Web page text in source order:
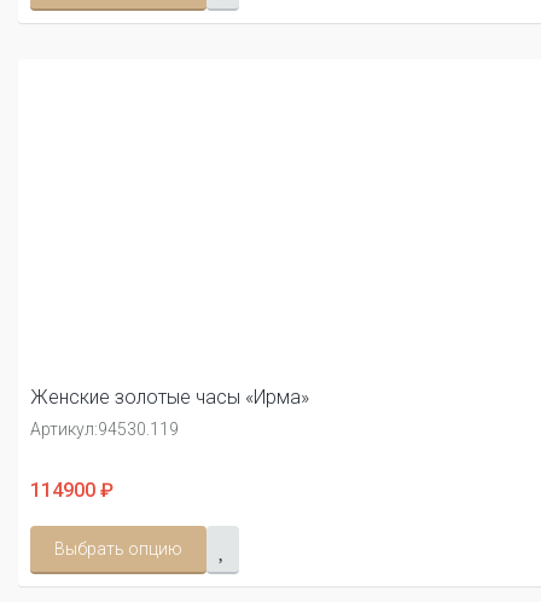
Женские золотые часы «Ирма»
Артикул:94530.119
114900 ₽
Выбрать опцию